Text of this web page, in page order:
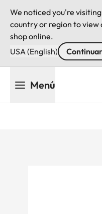
We noticed you're
country or region to
shop online.
USA (English)
Continuar
Menú